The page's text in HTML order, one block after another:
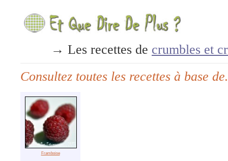
→ Les recettes de crumbles et
Consultez toutes les recettes à base
Framboise